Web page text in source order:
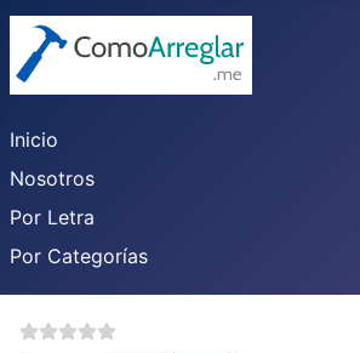
Inicio
Nosotros
Por Letra
Por Categorías